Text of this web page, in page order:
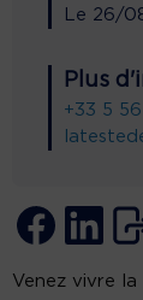
Le 26/
Plus
+33 5
Venez vivre la